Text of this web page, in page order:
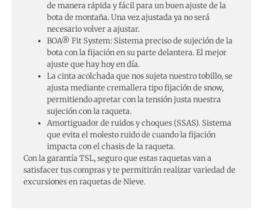
de manera rápida y fácil para un buen ajuste de la
bota de montaña. Una vez ajustada ya no será
necesario volver a ajustar.
BOA® Fit System: Sistema preciso de sujeción de la
bota con la fijación en su parte delantera. El mejor
ajuste que hay hoy en día.
La cinta acolchada que nos sujeta nuestro tobillo, se
ajusta mediante cremallera tipo fijación de snow,
permitiendo apretar con la tensión justa nuestra
sujeción con la raqueta.
Amortiguador de ruidos y choques (SSAS). Sistema
que evita el molesto ruido de cuando la fijación
impacta con el chasis de la raqueta.
Con la garantíaTSL, seguro que estas raquetas van a
satisfacer tus compras y te permitirán realizar variedad de
excursiones en raquetas de Nieve.